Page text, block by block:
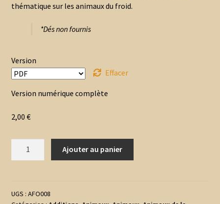
thématique sur les animaux du froid.
*Dés non fournis
Version
Effacer
Version numérique complète
2,00 €
-
Ajouter au panier
UGS : AFO008